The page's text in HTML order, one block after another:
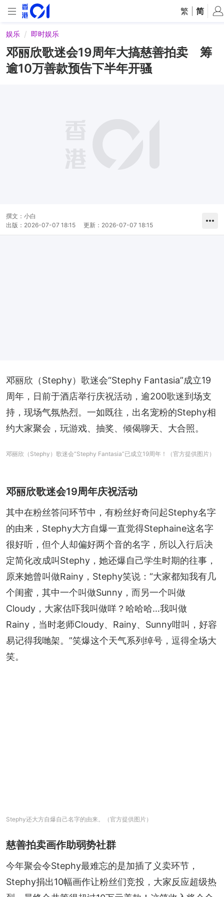
繁 简
娱乐 即时娱乐
邓丽欣歌迷会19周年大搞慈善拍卖 筹
逾10万善款预告下半年开骚
撰文： 小白
出版： 2026-07-07 18:15 更新： 2026-07-07 18:15
邓丽欣（Stephy）歌迷会“Stephy Fantasia”成立19
周年，日前于酒店举行庆祝活动，逾200歌迷到场支
持，现场气氛热烈。一如既往，出名宠粉的Stephy相
约大家聚会，玩游戏、抽奖、倾偈聊天、大合照。
邓丽欣（Stephy）歌迷会“Stephy Fantasia”已成立19周年！（官方提供图片）
邓丽欣歌迷会19周年庆祝活动
其中在粉丝答问环节中，有粉丝好奇问起Stephy名字
的由来，Stephy大方自爆一直觉得Stephaine这名字
很好听，但个人却偏好两个音的名字，所以入行后决
定简化改成叫Stephy，她还爆自己学生时期的往事，
原来她曾叫做Rainy，Stephy笑说：“大家都知我有几
个闺蜜，其中一个叫做Sunny，而另一个叫做
Cloudy，大家估吓我叫做咩？哈哈哈…我叫做
Rainy，当时老师Cloudy、Rainy、Sunny咁叫，好容
易记得我哋架。”笑爆这个天气系列绰号，逗得全场大
笑。
Stephy还大方自爆自己名字的由来。（官方提供图片）
慈善拍卖画作助弱势社群
今年聚会令Stephy最难忘的是加插了义卖环节，
Stephy捐出10幅画作让粉丝们竞投，大家反应超级热